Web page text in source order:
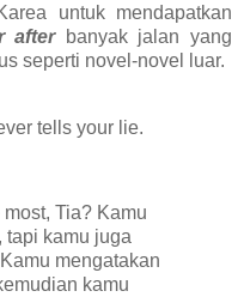
untuk mendapatkan
afterbanyak jalan yang
seperti novel-novel luar.
tells your lie.
Tia? Kamu
tapi kamu juga
mengatakan
kamu